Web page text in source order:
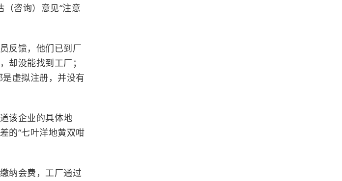
咨询）意见“注意
反馈，他们已到厂
却没能找到工厂；
虚拟注册，并没有
该企业的具体地
的“七叶洋地黄双咁
纳会费，工厂通过